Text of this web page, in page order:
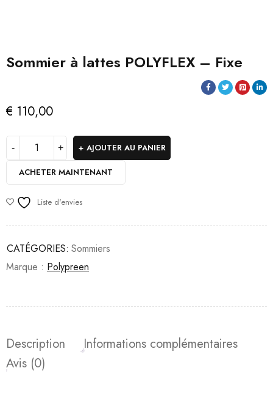
Sommier à lattes POLYFLEX – Fixe
€ 110,00
AJOUTER AU PANIER
ACHETER MAINTENANT
Liste d'envies
CATÉGORIES: Sommiers
Marque : Polypreen
Description
Informations complémentaires
Avis (0)